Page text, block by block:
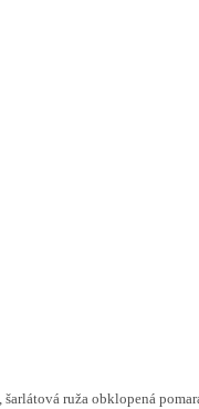
ruža obklopená